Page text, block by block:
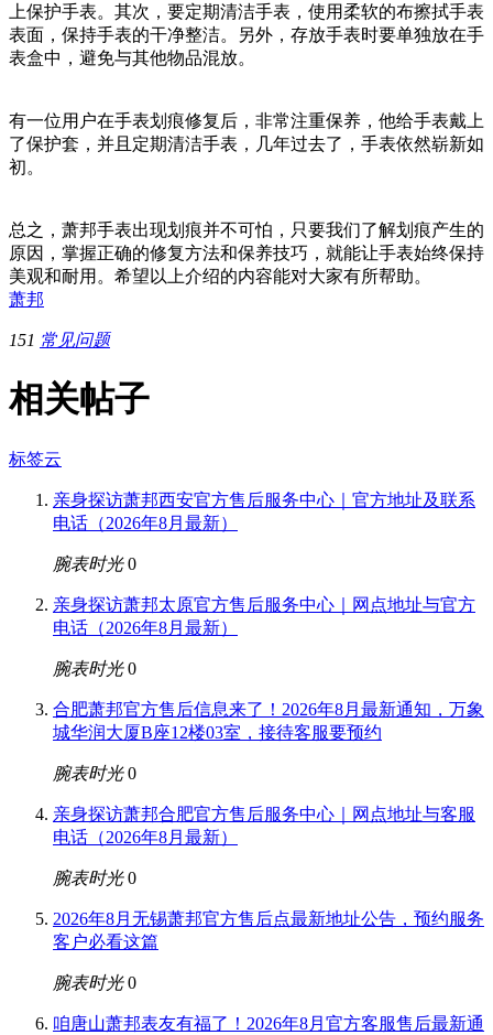
上保护手表。其次，要定期清洁手表，使用柔软的布擦拭手表
表面，保持手表的干净整洁。另外，存放手表时要单独放在手
表盒中，避免与其他物品混放。
有一位用户在手表划痕修复后，非常注重保养，他给手表戴上
了保护套，并且定期清洁手表，几年过去了，手表依然崭新如
初。
总之，萧邦手表出现划痕并不可怕，只要我们了解划痕产生的
原因，掌握正确的修复方法和保养技巧，就能让手表始终保持
美观和耐用。希望以上介绍的内容能对大家有所帮助。
萧邦
151 常见问题
相关帖子
标签云
亲身探访萧邦西安官方售后服务中心｜官方地址及联系
电话（2026年8月最新）
腕表时光 0
亲身探访萧邦太原官方售后服务中心｜网点地址与官方
电话（2026年8月最新）
腕表时光 0
合肥萧邦官方售后信息来了！2026年8月最新通知，万象
城华润大厦B座12楼03室，接待客服要预约
腕表时光 0
亲身探访萧邦合肥官方售后服务中心｜网点地址与客服
电话（2026年8月最新）
腕表时光 0
2026年8月无锡萧邦官方售后点最新地址公告，预约服务
客户必看这篇
腕表时光 0
咱唐山萧邦表友有福了！2026年8月官方客服售后最新通